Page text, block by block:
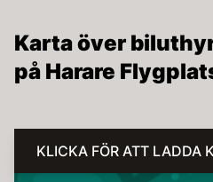
Karta över
på Harare
KLICKA FÖR ATT LADDA